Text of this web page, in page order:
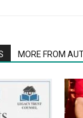
MORE FROM